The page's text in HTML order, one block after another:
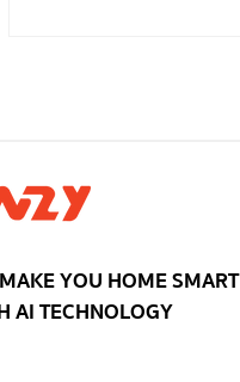
YOU HOME SMART
AI TECHNOLOGY